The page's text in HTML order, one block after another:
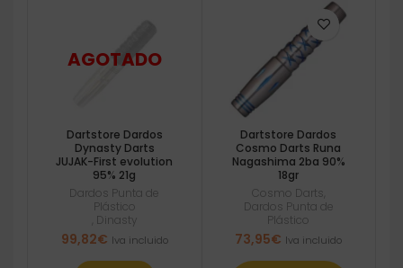
Dartstore Dardos
Dynasty Darts
JUJAK-First evolution
95% 21g
Dardos Punta de
Plástico
Dinasty
99,82€ Iva incluido
Dartstore Dardos
Cosmo Darts Runa
Nagashima 2ba 90%
18gr
Cosmo Darts
Dardos Punta de
Plástico
73,95€ Iva incluido